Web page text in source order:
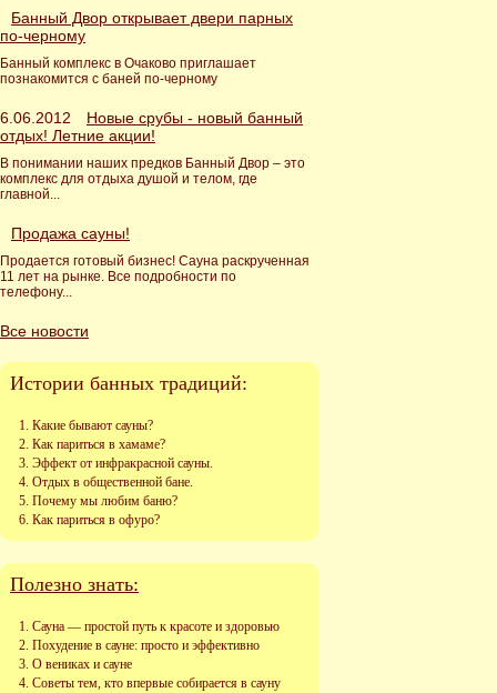
Банный Двор открывает двери парных
по-черному
Банный комплекс в Очаково приглашает
познакомится с баней по-черному
6.06.2012
Новые срубы - новый банный
отдых! Летние акции!
В понимании наших предков Банный Двор – это
комплекс для отдыха душой и телом, где
главной...
Продажа сауны!
Продается готовый бизнес! Сауна раскрученная
11 лет на рынке. Все подробности по
телефону...
Все новости
Истории банных традиций:
Какие бывают сауны?
Как париться в хамаме?
Эффект от инфракрасной сауны.
Отдых в общественной бане.
Почему мы любим баню?
Как париться в офуро?
Полезно знать:
Сауна — простой путь к красоте и здоровью
Похудение в сауне: просто и эффективно
О вениках и сауне
Советы тем, кто впервые собирается в сауну